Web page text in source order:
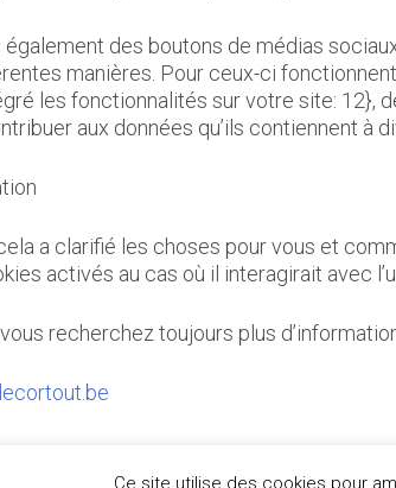
également des boutons de médias
manières. Pour ceux-ci
les fonctionnalités sur votre site: 12},
aux données qu’ils contiennent
a clarifié les choses pour vous et
activés au cas où il interagirait avec
recherchez toujours plus
Ce site utilise des cookies pour